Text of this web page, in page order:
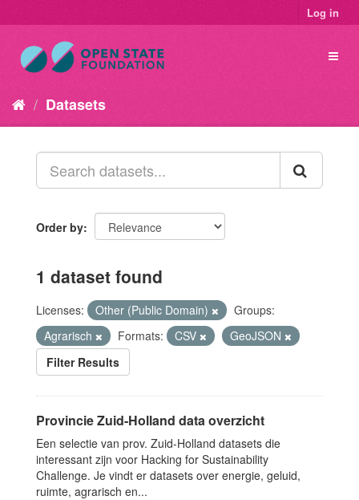
Log in
Datasets
Order by
1 dataset found
Licenses: Other (Public Domain)
Groups:
Agrarisch
Formats: CSV
GeoJSON
Filter Results
Provincie Zuid-Holland data overzicht
Een selectie van prov. Zuid-Holland datasets die
interessant zijn voor Hacking for Sustainability
Challenge. Je vindt er datasets over energie, geluid,
ruimte, agrarisch en...